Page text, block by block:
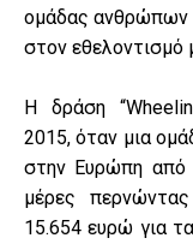
ομάδας ανθρώπων
στον εθελοντισμό
Η δράση
2015, όταν μια
στην Ευρώπη από
μέρες
15.654 ευρώ για